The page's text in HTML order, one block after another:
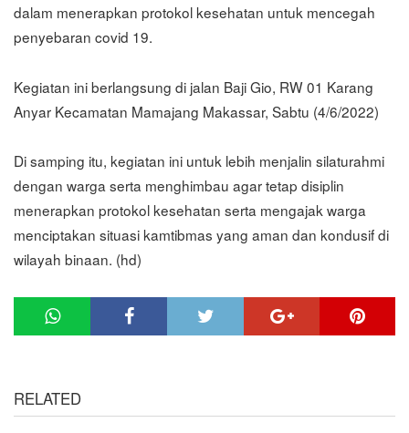
dalam menerapkan protokol kesehatan untuk mencegah
penyebaran covid 19.
Kegiatan ini berlangsung di jalan Baji Gio, RW 01 Karang
Anyar Kecamatan Mamajang Makassar, Sabtu (4/6/2022)
Di samping itu, kegiatan ini untuk lebih menjalin silaturahmi
dengan warga serta menghimbau agar tetap disiplin
menerapkan protokol kesehatan serta mengajak warga
menciptakan situasi kamtibmas yang aman dan kondusif di
wilayah binaan. (hd)
RELATED